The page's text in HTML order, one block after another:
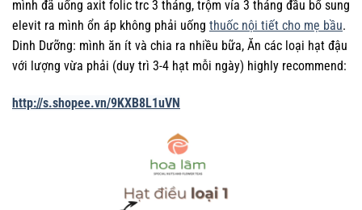
mình đã uống axit folic trc 3 tháng, trộm vía 3 tháng đầu bổ sung
elevit ra mình ổn áp không phải uống thuốc nội tiết cho mẹ bầu.
Dinh Dưỡng: mình ăn ít và chia ra nhiều bữa, Ăn các loại hạt đậu
với lượng vừa phải (duy trì 3-4 hạt mỗi ngày) highly recommend:
http://s.shopee.vn/9KXB8L1uVN